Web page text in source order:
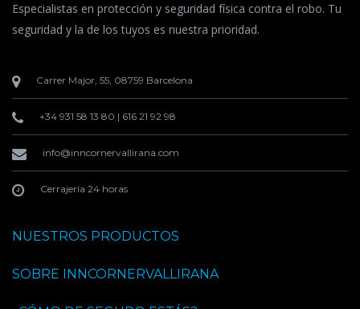
Especialistas en protección y seguridad física contra el robo. Tu
seguridad y la de los tuyos es nuestra prioridad.
Carrer Major, 55, 08759 Barcelona
+34 931 58 13 80 | 616 21 92 98
info@inncornervallirana.com
Cerrajería 24 horas
NUESTROS PRODUCTOS
SOBRE INNCORNERVALLIRANA